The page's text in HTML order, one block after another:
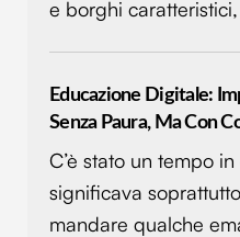
e borghi
Educazione Digitale:
Senza Paura, Ma Con
C’è stato un tempo
significava
mandare qualche